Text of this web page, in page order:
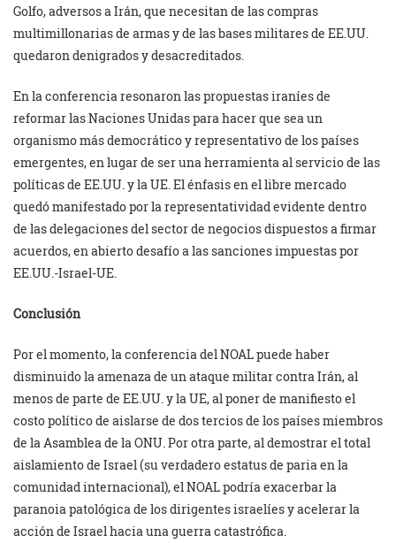
Golfo, adversos a Irán, que necesitan de las compras
multimillonarias de armas y de las bases militares de EE.UU.
quedaron denigrados y desacreditados.
En la conferencia resonaron las propuestas iraníes de
reformar las Naciones Unidas para hacer que sea un
organismo más democrático y representativo de los países
emergentes, en lugar de ser una herramienta al servicio de las
políticas de EE.UU. y la UE. El énfasis en el libre mercado
quedó manifestado por la representatividad evidente dentro
de las delegaciones del sector de negocios dispuestos a firmar
acuerdos, en abierto desafío a las sanciones impuestas por
EE.UU.-Israel-UE.
Conclusión
Por el momento, la conferencia del NOAL puede haber
disminuido la amenaza de un ataque militar contra Irán, al
menos de parte de EE.UU. y la UE, al poner de manifiesto el
costo político de aislarse de dos tercios de los países miembros
de la Asamblea de la ONU. Por otra parte, al demostrar el total
aislamiento de Israel (su verdadero estatus de paria en la
comunidad internacional), el NOAL podría exacerbar la
paranoia patológica de los dirigentes israelíes y acelerar la
acción de Israel hacia una guerra catastrófica.